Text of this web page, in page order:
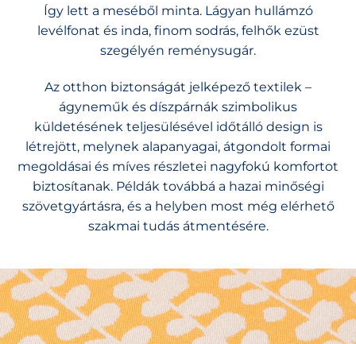
Így lett a meséből minta. Lágyan hullámzó
levélfonat és inda, finom sodrás, felhők ezüst
szegélyén reménysugár.
Az otthon biztonságát jelképező textilek –
ágyneműk és díszpárnák szimbolikus
küldetésének teljesülésével időtálló design is
létrejött, melynek alapanyagai, átgondolt formai
megoldásai és míves részletei nagyfokú komfortot
biztosítanak. Példák továbbá a hazai minőségi
szövetgyártásra, és a helyben most még elérhető
szakmai tudás átmentésére.